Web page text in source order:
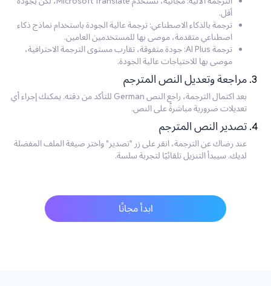
أقل.
ترجمة بالذكاء الاصطناعي: ترجمة عالية الجودة باستخدام نماذج ذكاء
اصطناعي متقدمة، موصى بها للمستخدمين العامين.
ترجمة AI Plus: جودة متفوقة، تقارب مستوى الترجمة الاحترافية،
موصى بها للاحتياجات عالية الجودة.
مراجعة وتعديل النص المترجم
بعد اكتمال الترجمة، راجع النص German للتأكد من دقته. يمكنك إجراء أي
تعديلات ضرورية مباشرةً على النص.
تصدير النص المترجم
عند رضاك عن الترجمة، انقر على زر "تصدير" واختر صيغة الملف المفضلة
لديك. سيبدأ التنزيل تلقائيًا لتجربة سلسة.
ابدأ مجانًا